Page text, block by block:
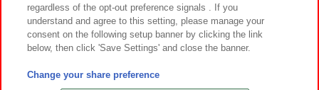
©Bandai Namco Amusement Inc.
©Bandai Namco Amusement Lab Inc.
regardless of the opt-out preference signals . If you
understand and agree to this setting, please manage your
consent on the following setup banner by clicking the link
below, then click 'Save Settings' and close the banner.
Change your share preference